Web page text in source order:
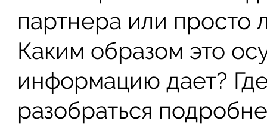
партнера или просто
Каким образом это
информацию дает?
разобраться